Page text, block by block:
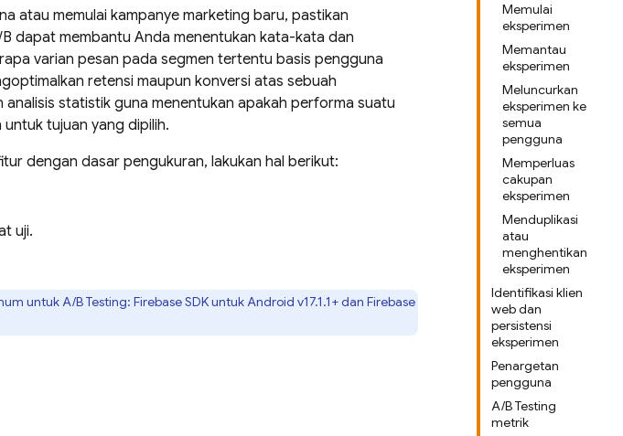
Memulai
eksperimen
Memantau
eksperimen
Meluncurkan
eksperimen ke
semua
pengguna
Memperluas
cakupan
eksperimen
Menduplikasi
atau
menghentikan
eksperimen
Identifikasi klien
web dan
persistensi
eksperimen
Penargetan
pengguna
A/B Testing
metrik
atau memulai kampanye marketing baru, pastikan
dapat membantu Anda menentukan kata-kata dan
varian pesan pada segmen tertentu basis pengguna
retensi maupun konversi atas sebuah
statistik guna menentukan apakah performa suatu
tujuan yang dipilih.
dengan dasar pengukuran, lakukan hal berikut:
uji.
untukA/B Testing: FirebaseSDK untukAndroid v17.1.1+ dan Firebase